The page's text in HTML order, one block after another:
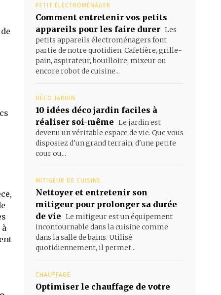
PETIT ÉLECTROMÉNAGER
Comment entretenir vos petits
appareils pour les faire durer Les
petits appareils électroménagers font
partie de notre quotidien. Cafetière, grille-
pain, aspirateur, bouilloire, mixeur ou
encore robot de cuisine...
DÉCO JARDIN
10 idées déco jardin faciles à
réaliser soi-même Le jardin est
devenu un véritable espace de vie. Que vous
disposiez d'un grand terrain, d'une petite
cour ou...
MITIGEUR DE CUISINE
Nettoyer et entretenir son
mitigeur pour prolonger sa durée
de vie Le mitigeur est un équipement
incontournable dans la cuisine comme
dans la salle de bains. Utilisé
quotidiennement, il permet...
CHAUFFAGE
Optimiser le chauffage de votre